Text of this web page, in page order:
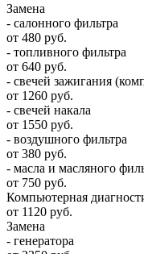
Замена
- салонного фильтра
от 480 руб.
- топливного фильтра
от 640 руб.
- свечей зажигания
от 1260 руб.
- свечей накала
от 1550 руб.
- воздушного фильтра
от 380 руб.
- масла и масляного
от 750 руб.
Компьютерная
от 1120 руб.
Замена
- генератора